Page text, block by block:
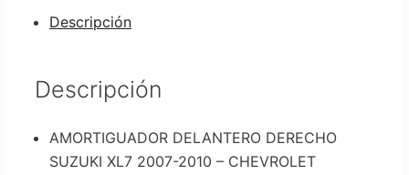
Descripción
Descripción
AMORTIGUADOR DELANTERO DERECHO
SUZUKI XL7 2007-2010 – CHEVROLET